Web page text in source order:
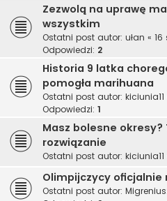
Zezwolą na uprawę
wszystkim
Ostatni post autor: ułan « 16
Odpowiedzi: 2
Historia 9 latka
pomogła marihuana
Ostatni post autor: kiciunia11
Odpowiedzi: 1
Masz bolesne
rozwiązanie
Ostatni post autor: kiciunia11
Olimpijczycy
Ostatni post autor: